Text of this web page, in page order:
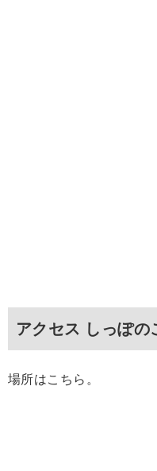
アクセス しっぽの
場所はこちら。